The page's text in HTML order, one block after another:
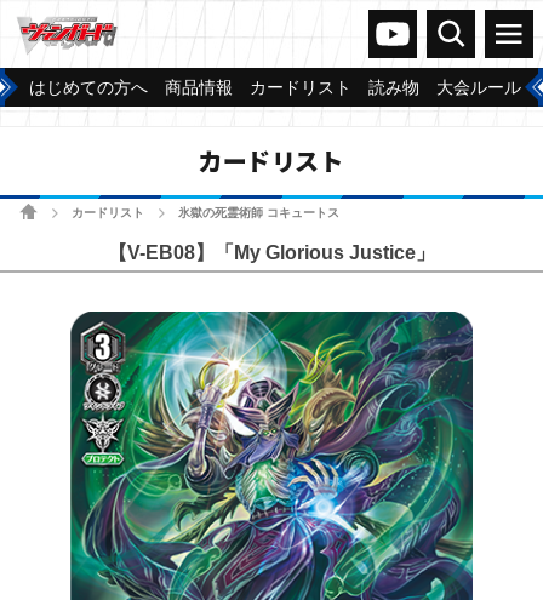
ヴァンガードch
検索 メニュー
はじめての方へ 商品情報 カードリスト 読み物 大会ルール
カードリスト
ホームカードリスト 氷獄の死霊術師 コキュートス
【V-EB08】「My Glorious Justice」